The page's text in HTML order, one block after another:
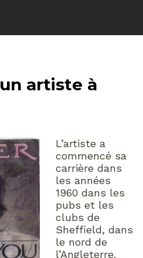
artiste à
L’artiste a
commencé sa
carrière dans
les années
1960 dans les
pubs et les
clubs de
Sheffield, dans
le nord de
l’Angleterre.